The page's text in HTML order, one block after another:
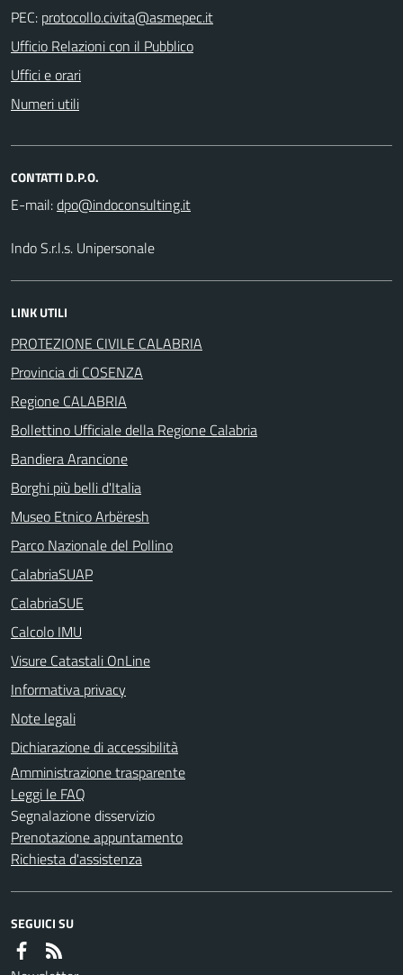
PEC:
Ufficio Relazioni con il Pubblico
Uffici e orari
Numeri utili
CONTATTI D.P.O.
E-mail:
Indo S.r.l.s. Unipersonale
LINK UTILI
PROTEZIONE CIVILE CALABRIA
Provincia di COSENZA
Regione CALABRIA
Bollettino Ufficiale della Regione Calabria
Bandiera Arancione
Borghi più belli d'Italia
Museo Etnico Arbëresh
Parco Nazionale del Pollino
CalabriaSUAP
CalabriaSUE
Calcolo IMU
Visure Catastali OnLine
Informativa privacy
Note legali
Dichiarazione di accessibilità
Amministrazione trasparente
Leggi le FAQ
Segnalazione disservizio
Prenotazione appuntamento
Richiesta d'assistenza
SEGUICI SU